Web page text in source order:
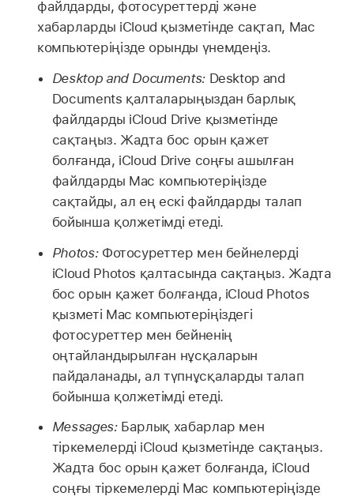
файлдарды, фотосуреттерді және
хабарларды iCloud қызметінде сақтап, Mac
компьютеріңізде орынды үнемдеңіз.
Desktop and Documents:Desktop and
Documents қалталарыңыздан барлық
файлдарды iCloud Drive қызметінде
сақтаңыз. Жадта бос орын қажет
болғанда, iCloud Drive соңғы ашылған
файлдарды Mac компьютеріңізде
сақтайды, ал ең ескі файлдарды талап
бойынша қолжетімді етеді.
Photos:Фотосуреттер мен бейнелерді
iCloud Photos қалтасында сақтаңыз. Жадта
бос орын қажет болғанда, iCloud Photos
қызметі Mac компьютеріңіздегі
фотосуреттер мен бейненің
оңтайландырылған нұсқаларын
пайдаланады, ал түпнұсқаларды талап
бойынша қолжетімді етеді.
Messages:Барлық хабарлар мен
тіркемелерді iCloud қызметінде сақтаңыз.
Жадта бос орын қажет болғанда, iCloud
соңғы тіркемелерді Mac компьютеріңізде